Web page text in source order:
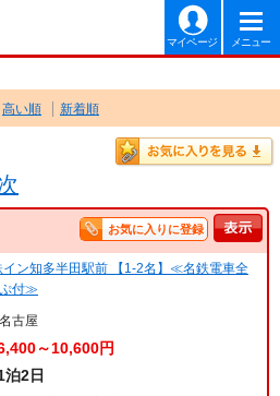
マイページ メニュー
高い順 新着順
お気に入りに登録
ン知多半田駅前 【1-2名】≪名鉄電車全
ぷ付≫
名古屋
～10,600円
泊2日